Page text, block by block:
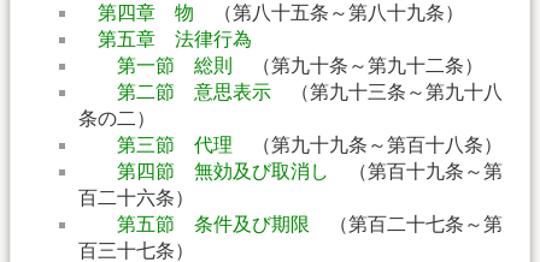
第四章 物 （第八十五条～第八十九条）
第五章 法律行為
第一節 総則
（第九十条～第九十二条）
第二節 意思表示 （第九十三条～第九十八
条の二）
第三節 代理 （第九十九条～第百十八条）
第四節 無効及び取消し
（第百十九条～第
百二十六条）
第五節 条件及び期限 （第百二十七条～第
百三十七条）